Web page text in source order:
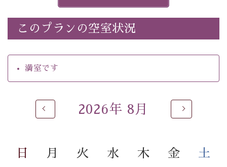
・就寝用パジャマをご用意
・環境に配慮したアメニティをご用意
・館内フリーWi-Fi
・チェックイン15時、チェックアウト10時
【お食事】
・夕食は地産地消の創作和会席 美湖膳（二十四節気と
【温泉】
このプランの空室状況
満室です
2026年 8月
日 月 火 水 木 金 土